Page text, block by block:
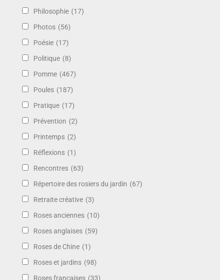
Philosophie (17)
Photos (56)
Poésie (17)
Politique (8)
Pomme (467)
Poules (187)
Pratique (17)
Prévention (2)
Printemps (2)
Réflexions (1)
Rencontres (63)
Répertoire des rosiers du jardin (67)
Retraite créative (3)
Roses anciennes (10)
Roses anglaises (59)
Roses de Chine (1)
Roses et jardins (98)
Roses françaises (33)